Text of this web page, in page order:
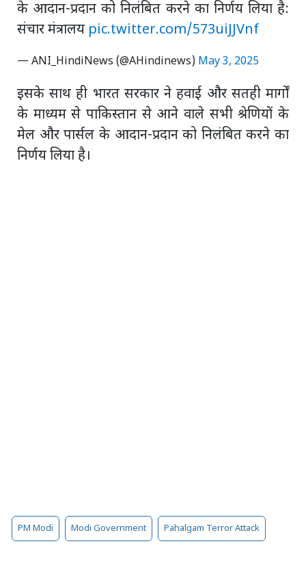
के आदान-प्रदान को निलंबित करने का निर्णय लिया है:
संचार मंत्रालय pic.twitter.com/573uiJJVnf
— ANI_HindiNews (@AHindinews) May 3, 2025
इसके साथ ही भारत सरकार ने हवाई और सतही मार्गों
के माध्यम से पाकिस्तान से आने वाले सभी श्रेणियों के
मेल और पार्सल के आदान-प्रदान को निलंबित करने का
निर्णय लिया है।
PM Modi Modi Government Pahalgam Terror Attack